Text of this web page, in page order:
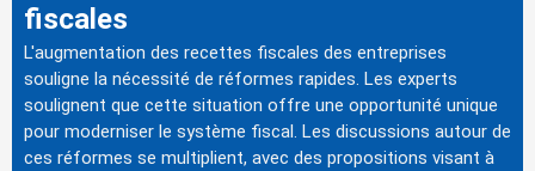
fiscales
L'augmentation des recettes fiscales des entreprises
souligne la nécessité de réformes rapides. Les experts
soulignent que cette situation offre une opportunité unique
pour moderniser le système fiscal. Les discussions autour de
ces réformes se multiplient, avec des propositions visant à